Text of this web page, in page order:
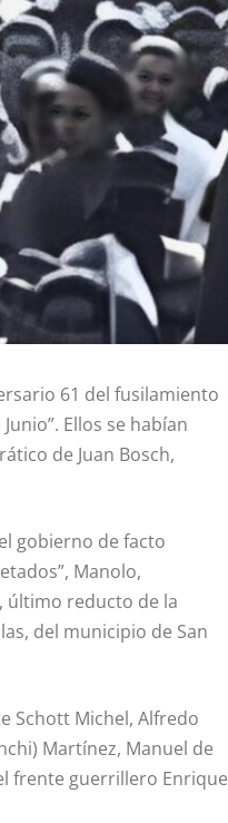
61 del fusilamiento
Ellos se habían
de Juan Bosch,
gobierno de facto
Manolo,
último reducto de la
del municipio de San
Schott Michel, Alfredo
Martínez, Manuel de
frente guerrillero Enrique